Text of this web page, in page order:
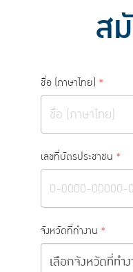
ส
ชื่อ (ภาษาไทย) *
เลขที่บัตรประชาชน *
จังหวัดที่ทำงาน *